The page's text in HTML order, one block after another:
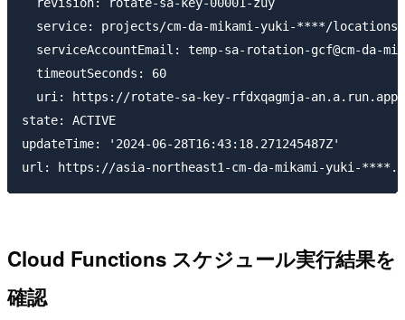
service: projects/cm-da-mikami-yuki-****/
serviceAccountEmail: temp-sa-rotation-gcf@cm-da-
  timeoutSeconds: 60
  uri: https://rotate-sa-key-rfdxqagmja-an.a.run.app
state: ACTIVE
updateTime: '2024-06-28T16:43:18.271245487Z'
Cloud Functions スケジュール実行結果を
確認